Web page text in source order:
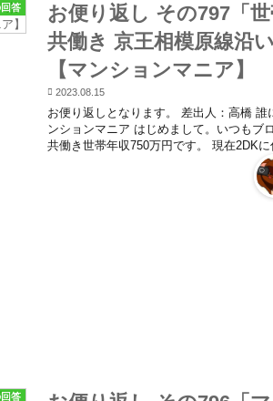
答
お便り返し その797「
共働き 京王相模原線沿
【マンションマニア】
2023.08.15
お便り返しとなります。 差出人：高橋 誰
ンションマニア はじめまして。いつもブ
共働き世帯年収750万円です。 現在2DKに
答